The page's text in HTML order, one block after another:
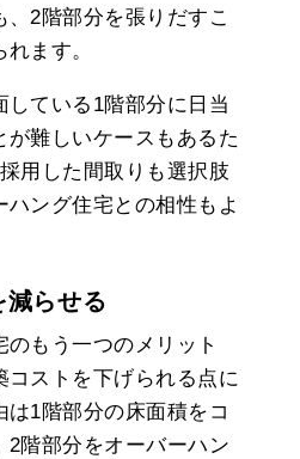
2階部分を張りだすこ
ます。
している1階部分に日当
が難しいケースもあるた
用した間取りも選択肢
ング住宅との相性もよ
減らせる
もう一つのメリット
コストを下げられる点に
は1階部分の床面積をコ
2階部分をオーバーハン